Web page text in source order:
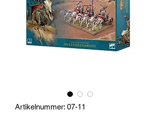
Artikelnummer: 07-11